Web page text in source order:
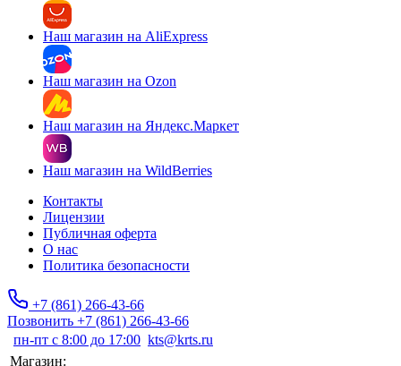
Наш магазин на AliExpress
Наш магазин на Ozon
Наш магазин на Яндекс.Маркет
Наш магазин на WildBerries
Контакты
Лицензии
Публичная оферта
О нас
Политика безопасности
+7 (861) 266-43-66
Позвонить +7 (861) 266-43-66
пн-пт с 8:00 до 17:00 kts@krts.ru
Магазин: